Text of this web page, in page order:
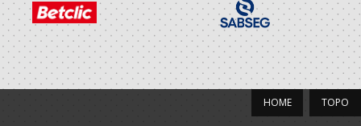
TOPO
HOME